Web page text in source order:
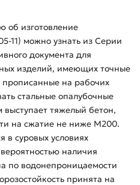
изготовление
11) можно узнать из Серии
документа для
изделий, имеющих точные
на рабочих
стальные опалубочные
тяжелый бетон,
на сжатие не ниже М200.
в суровых условиях
наличия
по водонепроницаемости
принята на